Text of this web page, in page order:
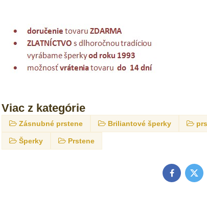
Viac z kategórie
Zásnubné prstene Briliantové šperky
Šperky Prstene
Facebook